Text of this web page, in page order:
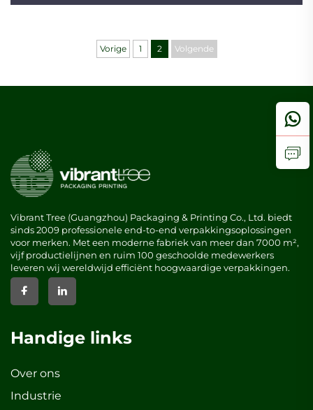
Vorige 1 2 Volgende
Vibrant Tree (Guangzhou) Packaging & Printing Co., Ltd. biedt
sinds 2009 professionele end-to-end verpakkingsoplossingen
voor merken. Met een moderne fabriek van meer dan 7000 m²,
vijf productielijnen en ruim 100 geschoolde medewerkers
leveren wij wereldwijd efficiënt hoogwaardige verpakkingen.
Handige links
Over ons
Industrie